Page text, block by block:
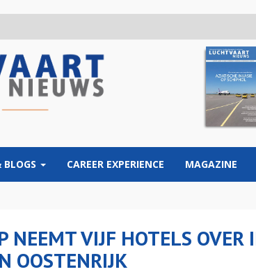
CAREER EXPERIENCE MAGAZINE
NEEMT VIJF HOTELS OVER
OOSTENRIJK